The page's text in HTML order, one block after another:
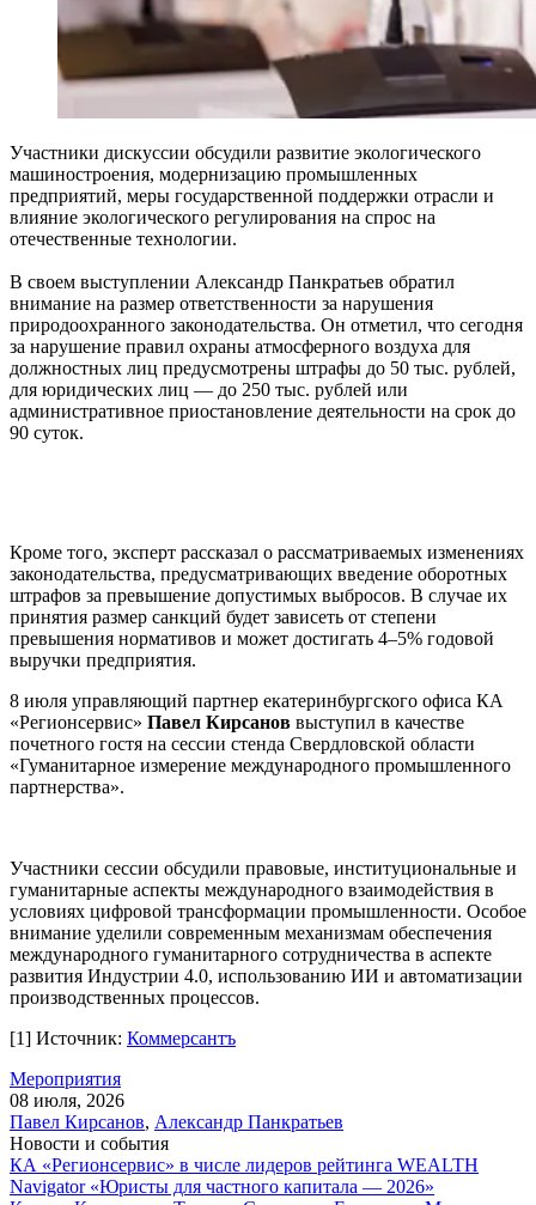
Участники дискуссии обсудили развитие экологического
машиностроения, модернизацию промышленных
предприятий, меры государственной поддержки отрасли и
влияние экологического регулирования на спрос на
отечественные технологии.
В своем выступлении Александр Панкратьев обратил
внимание на размер ответственности за нарушения
природоохранного законодательства. Он отметил, что сегодня
за нарушение правил охраны атмосферного воздуха для
должностных лиц предусмотрены штрафы до 50 тыс. рублей,
для юридических лиц — до 250 тыс. рублей или
административное приостановление деятельности на срок до
90 суток.
Кроме того, эксперт рассказал о рассматриваемых изменениях
законодательства, предусматривающих введение оборотных
штрафов за превышение допустимых выбросов. В случае их
принятия размер санкций будет зависеть от степени
превышения нормативов и может достигать 4–5% годовой
выручки предприятия.
8 июля управляющий партнер екатеринбургского офиса КА
«Регионсервис» Павел Кирсанов выступил в качестве
почетного гостя на сессии стенда Свердловской области
«Гуманитарное измерение международного промышленного
партнерства».
Участники сессии обсудили правовые, институциональные и
гуманитарные аспекты международного взаимодействия в
условиях цифровой трансформации промышленности. Особое
внимание уделили современным механизмам обеспечения
международного гуманитарного сотрудничества в аспекте
развития Индустрии 4.0, использованию ИИ и автоматизации
производственных процессов.
[1] Источник: Коммерсантъ
Мероприятия
08 июля, 2026
Павел Кирсанов, Александр Панкратьев
Новости и события
КА «Регионсервис» в числе лидеров рейтинга WEALTH
Navigator «Юристы для частного капитала — 2026»